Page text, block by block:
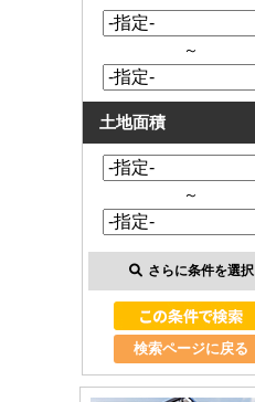
～
土地面積
～
さらに条件を選択
検索ページに戻る